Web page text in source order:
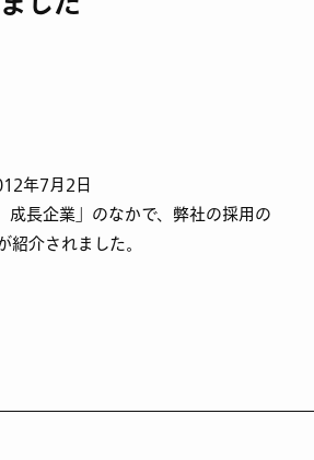
年7月2日
成長企業」のなかで、弊社の採用の
介されました。